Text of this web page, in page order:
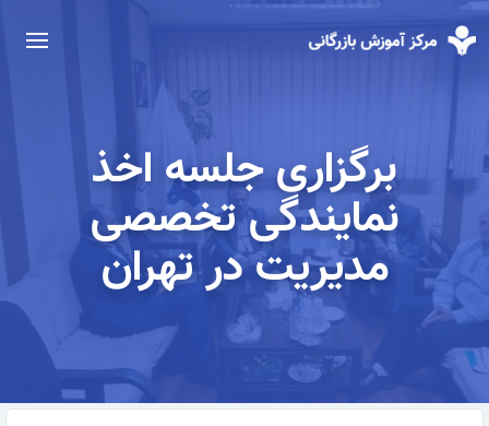
برگزاری جلسه اخذ
نمایندگی تخصصی
مدیریت در تهران